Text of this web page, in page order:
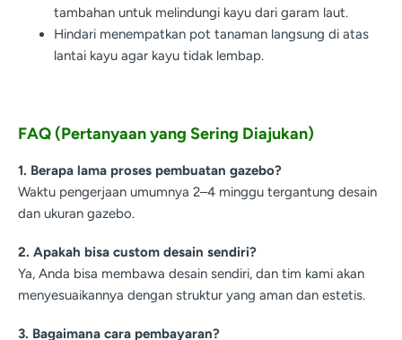
tambahan untuk melindungi kayu dari garam laut.
Hindari menempatkan pot tanaman langsung di atas
lantai kayu agar kayu tidak lembap.
FAQ (Pertanyaan yang Sering Diajukan)
1. Berapa lama proses pembuatan gazebo?
Waktu pengerjaan umumnya 2–4 minggu tergantung desain
dan ukuran gazebo.
2. Apakah bisa custom desain sendiri?
Ya, Anda bisa membawa desain sendiri, dan tim kami akan
menyesuaikannya dengan struktur yang aman dan estetis.
3. Bagaimana cara pembayaran?